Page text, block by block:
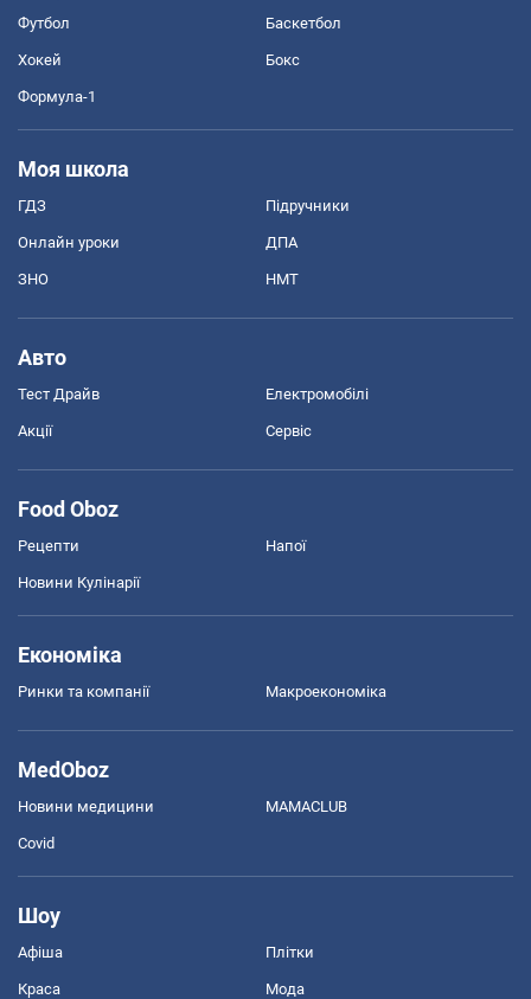
Футбол Баскетбол
Хокей Бокс
Формула-1
Моя школа
ГДЗ Підручники
Онлайн уроки ДПА
ЗНО НМТ
Авто
Тест Драйв Електромобілі
Акції Сервіс
Food Oboz
Рецепти Напої
Новини Кулінарії
Економіка
Ринки та компанії Макроекономіка
MedOboz
Новини медицини MAMACLUB
Covid
Шоу
Афіша Плітки
Краса Мода